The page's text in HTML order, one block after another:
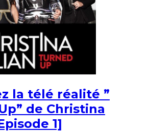
la télé réalité ”
de Christina
1]